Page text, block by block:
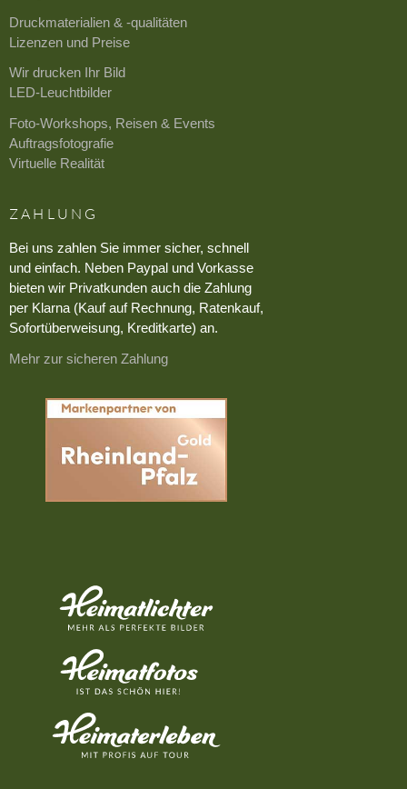
Druckmaterialien & -qualitäten
Lizenzen und Preise
Wir drucken Ihr Bild
LED-Leuchtbilder
Foto-Workshops, Reisen & Events
Auftragsfotografie
Virtuelle Realität
ZAHLUNG
Bei uns zahlen Sie immer sicher, schnell
und einfach. Neben Paypal und Vorkasse
bieten wir Privatkunden auch die Zahlung
per Klarna (Kauf auf Rechnung, Ratenkauf,
Sofortüberweisung, Kreditkarte) an.
Mehr zur sicheren Zahlung